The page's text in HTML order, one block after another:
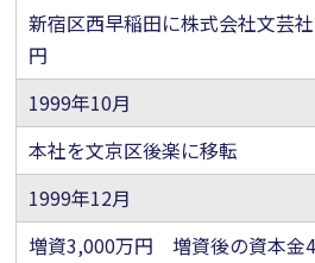
新宿区西早稲田に株式会社文芸
円
1999年10月
本社を文京区後楽に移転
1999年12月
増資3,000万円 増資後の資本金